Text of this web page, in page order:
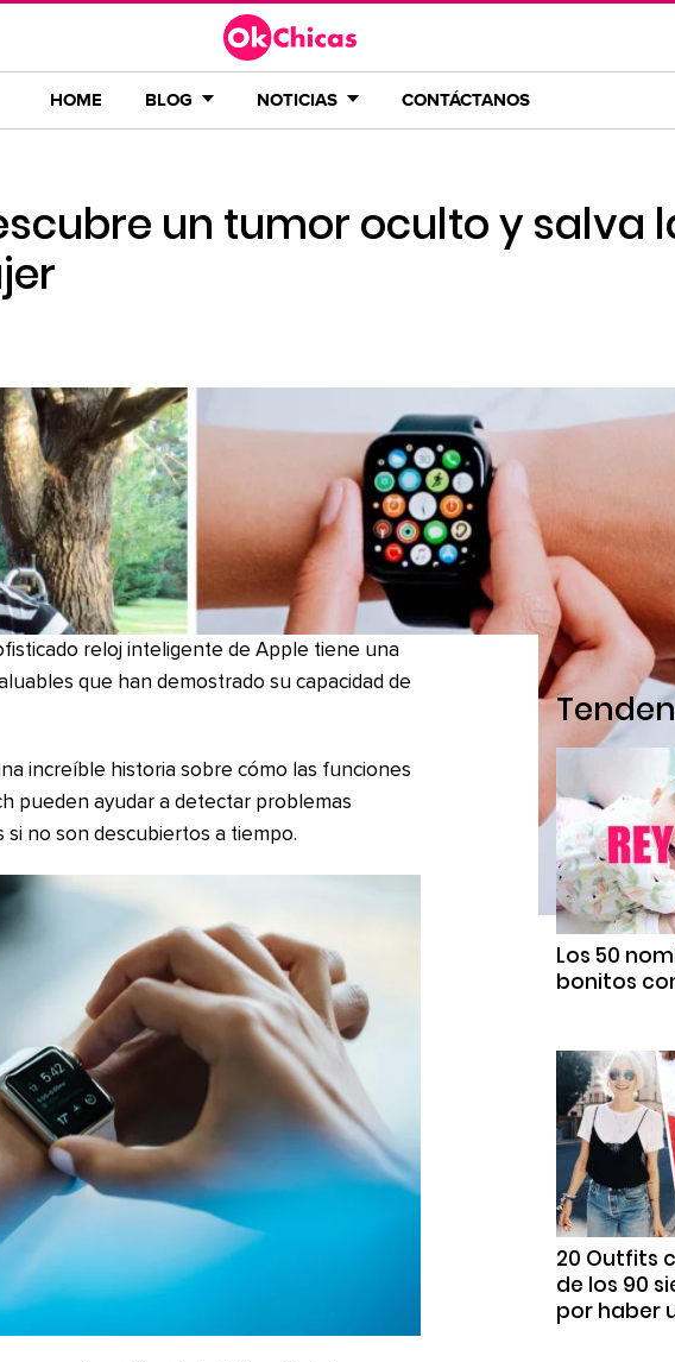
HOME BLOG NOTICIAS CONTÁCTANOS
un tumor oculto y salva
reloj inteligente de Apple tiene una
que han demostrado su capacidad de
increíble historia sobre cómo las funciones
pueden ayudar a detectar problemas
no son descubiertos a tiempo.
Los 50
bonitos
20 Outfits
de los 90
por haber